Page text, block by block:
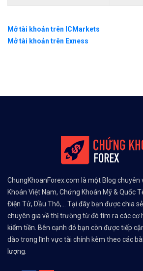
Mở tài khoản trên ICMarkets
Mở tài khoản trên Exness
ChungKhoanForex.com là một Blog chuyên
Khoán Việt Nam, Chứng Khoán Mỹ & Quốc
Điện Tử, Dầu Thô,... Tại đây bạn được chia
chuyên gia về thị trường từ đó tìm ra các cơ
kiếm tiền. Bên cạnh đó bạn còn được tiếp
dào trong lĩnh vực tài chính kèm theo các
lượng.